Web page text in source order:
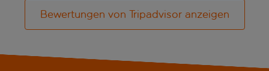
Bewertungen von Tripadvisor anzeigen